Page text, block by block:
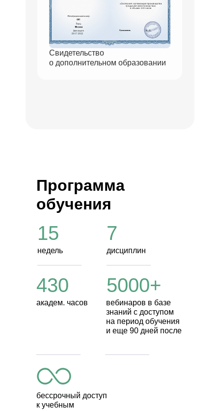
Свидетельство
о дополнительном образовании
Программа
обучения
15 7
5000+
430
недель дисциплин
вебинаров в базе
знаний с доступом
на период обучения
и еще 90 дней после
академ. часов
бессрочный доступ
к учебным